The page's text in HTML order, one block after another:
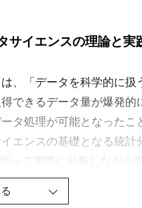
サイエンスの理論と実
、「データを科学的に扱
できるデータ量が爆発
タ処理が可能となったこ
エンスの基礎となる統計
って実際に分析しながら
率・統計の基礎といっ
々と変化する時系列デー